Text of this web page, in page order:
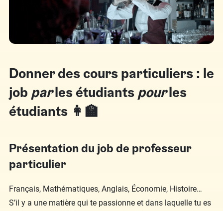
Donner des cours particuliers : le
job parles étudiantspourles
étudiants 👩‍🏫
Présentation du job de professeur
particulier
Français, Mathématiques, Anglais, Économie, Histoire…
S’il y a une matière qui te passionne et dans laquelle tu es